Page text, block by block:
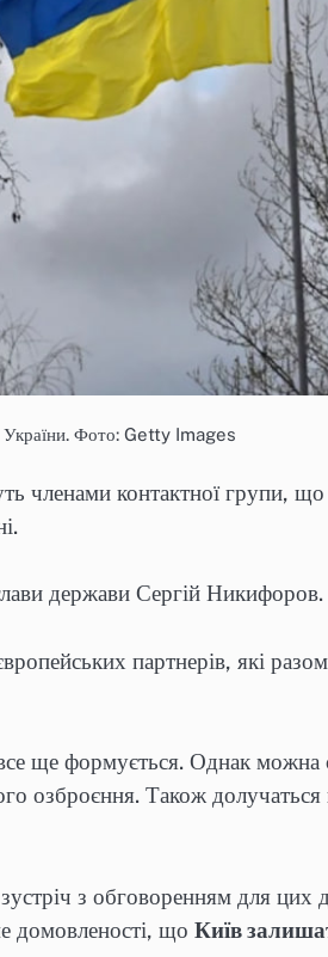
Фото: Getty Images
членами контактної групи,
держави Сергій Никифоров.
партнерів, які
ще формується. Однак
озброєння. Також
з обговоренням для
домовленості, що Київ